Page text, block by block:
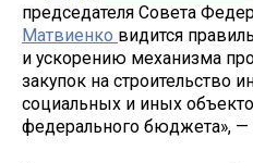
председателя Совета
Матвиенко видится
и ускорению механизма
закупок на строительство
социальных и иных
федерального бюджета», —